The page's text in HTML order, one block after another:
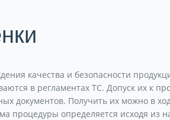
качества и безопасности
в регламентах ТС. Допуск их к
документов. Получить их можно в
процедуры определяется исходя из